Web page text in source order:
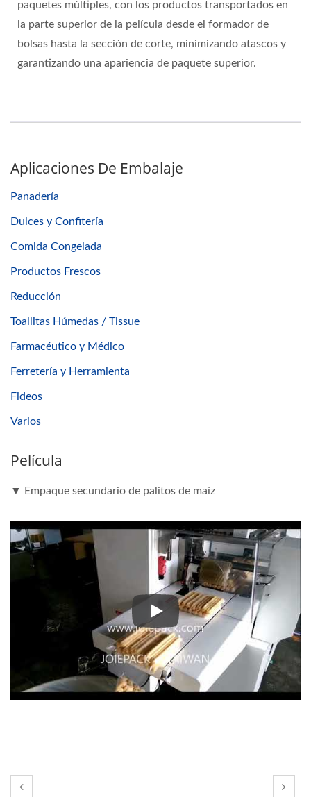
paquetes múltiples, con los productos transportados en
la parte superior de la película desde el formador de
bolsas hasta la sección de corte, minimizando atascos y
garantizando una apariencia de paquete superior.
Aplicaciones De Embalaje
Panadería
Dulces y Confitería
Comida Congelada
Productos Frescos
Reducción
Toallitas Húmedas / Tissue
Farmacéutico y Médico
Ferretería y Herramienta
Fideos
Varios
Película
▼ Empaque secundario de palitos de maíz
▼ Empaque secundario de